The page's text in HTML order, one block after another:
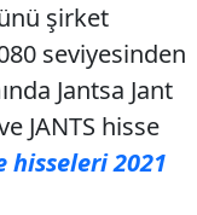
şirket
seviyesinden
Jantsa Jant
JANTS hisse
2021